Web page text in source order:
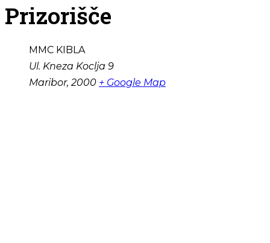
Prizorišče
MMC KIBLA
Ul. Kneza Koclja 9
Maribor, 2000 + Google Map